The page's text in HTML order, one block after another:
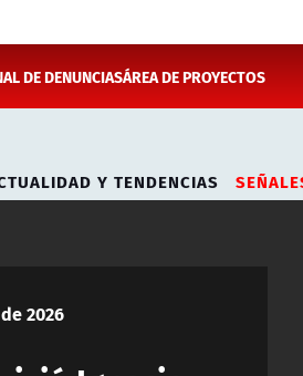
DE DENUNCIASÁREA DE PROYECTOS
Y TENDENCIAS
2026